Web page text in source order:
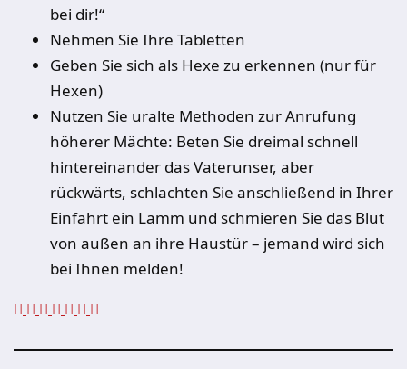
bei dir!“
Nehmen Sie Ihre Tabletten
Geben Sie sich als Hexe zu erkennen (nur für
Hexen)
Nutzen Sie uralte Methoden zur Anrufung
höherer Mächte: Beten Sie dreimal schnell
hintereinander das Vaterunser, aber
rückwärts, schlachten Sie anschließend in Ihrer
Einfahrt ein Lamm und schmieren Sie das Blut
von außen an ihre Haustür – jemand wird sich
bei Ihnen melden!